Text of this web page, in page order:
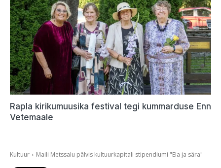
Rapla kirikumuusika festival tegi kummarduse Enn
Vetemaale